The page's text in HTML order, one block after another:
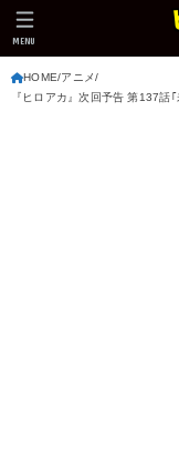
MENU
HOME アニメ
『ヒロアカ』次回予告 第137話